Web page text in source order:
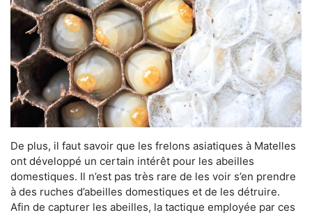
De plus, il faut savoir que les frelons asiatiques à Matelles
ont développé un certain intérêt pour les abeilles
domestiques. Il n’est pas très rare de les voir s’en prendre
à des ruches d’abeilles domestiques et de les détruire.
Afin de capturer les abeilles, la tactique employée par ces